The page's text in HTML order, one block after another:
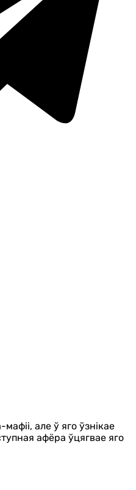
але ў яго ўзнікае
афёра ўцягвае яго